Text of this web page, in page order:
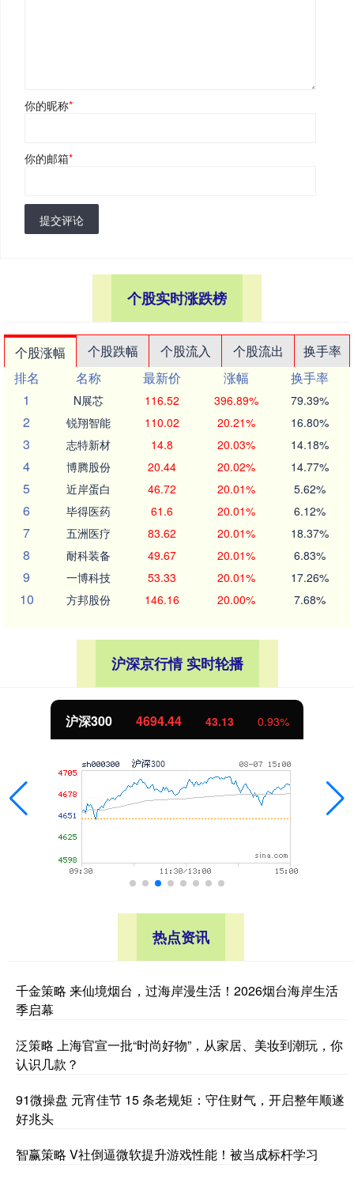
你的昵称*
你的邮箱*
提交评论
个股实时涨跌榜
个股涨幅 个股跌幅 个股流入 个股流出
换手率
排名
名称 最新价 涨幅
换手率
1
N展芯 116.52 396.89% 79.39%
2 锐翔智能 110.02 20.21% 16.80%
3 志特新材 14.8 20.03% 14.18%
4 博腾股份 20.44 20.02% 14.77%
5 近岸蛋白 46.72 20.01% 5.62%
6 毕得医药 61.6 20.01% 6.12%
7 五洲医疗 83.62 20.01% 18.37%
8 耐科装备 49.67 20.01% 6.83%
9 一博科技 53.33 20.01% 17.26%
10 方邦股份 146.16 20.00% 7.68%
沪深京行情 实时轮播
沪深300 4694.44 43.13 0.93%
热点资讯
千金策略 来仙境烟台，过海岸漫生活！2026烟台海岸生活
季启幕
泛策略 上海官宣一批“时尚好物”，从家居、美妆到潮玩，你
认识几款？
91微操盘 元宵佳节 15 条老规矩：守住财气，开启整年顺遂
好兆头
智赢策略 V社倒逼微软提升游戏性能！被当成标杆学习